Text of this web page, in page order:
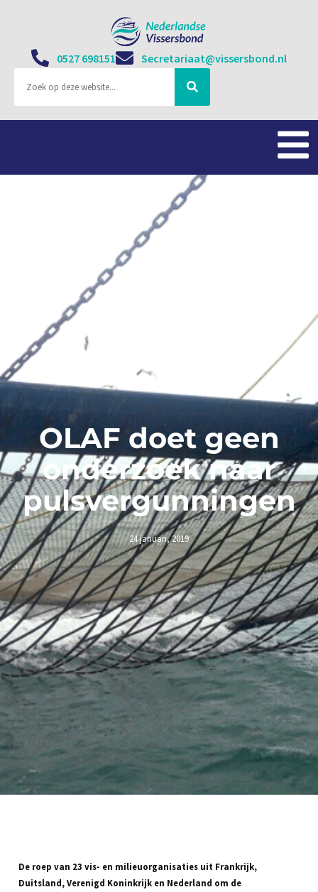
0527 698151 Secretariaat@vissersbond.nl
OLAF doet geen
onderzoek naar
pulsvergunningen
24 januari, 2019
De roep van 23 vis- en milieuorganisaties uit Frankrijk,
Duitsland, Verenigd Koninkrijk en Nederland om de